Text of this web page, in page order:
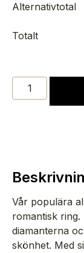
Alternativtotal
Totalt
NICOLE
MÄNGD
Vår populära
romantisk
diamanterna
skönhet. Med